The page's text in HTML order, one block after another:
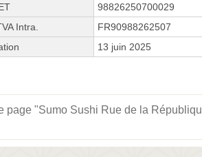
98826250700029
Intra.
FR90988262507
13 juin 2025
page "Sumo Sushi Rue de la